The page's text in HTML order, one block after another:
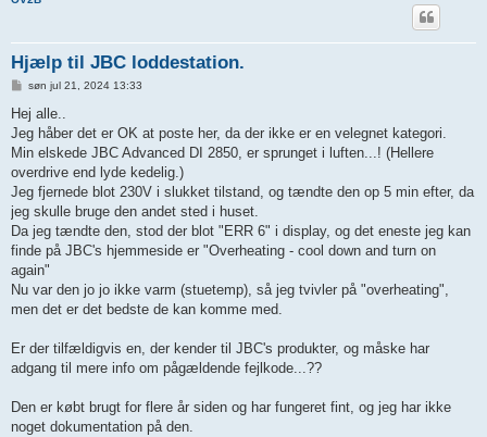
Hjælp til JBC loddestation.
d
æ
g
søn jul 21, 2024 13:33
Hej alle..
Jeg håber det er OK at poste her, da der ikke er en velegnet kategori.
Min elskede JBC Advanced DI 2850, er sprunget i luften...! (Hellere
overdrive end lyde kedelig.)
Jeg fjernede blot 230V i slukket tilstand, og tændte den op 5 min efter, da
jeg skulle bruge den andet sted i huset.
Da jeg tændte den, stod der blot "ERR 6" i display, og det eneste jeg kan
finde på JBC's hjemmeside er "Overheating - cool down and turn on
again"
Nu var den jo jo ikke varm (stuetemp), så jeg tvivler på "overheating",
men det er det bedste de kan komme med.
Er der tilfældigvis en, der kender til JBC's produkter, og måske har
adgang til mere info om pågældende fejlkode...??
Den er købt brugt for flere år siden og har fungeret fint, og jeg har ikke
noget dokumentation på den.